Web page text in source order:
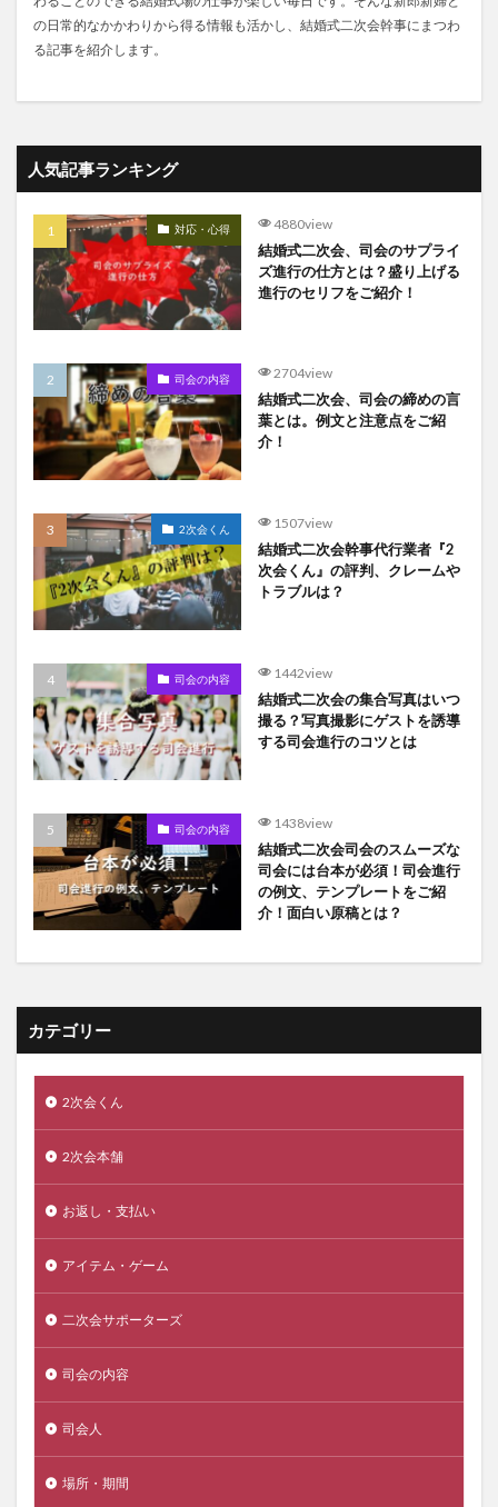
の日常的なかかわりから得る情報も活かし、結婚式二次会幹事にまつわ
る記事を紹介します。
人気記事ランキング
対応・心得 4880view
結婚式二次会、司会のサプライ
ズ進行の仕方とは？盛り上げる
進行のセリフをご紹介！
司会の内容 2704view
結婚式二次会、司会の締めの言
葉とは。例文と注意点をご紹
介！
2次会くん 1507view
結婚式二次会幹事代行業者『2
次会くん』の評判、クレームや
トラブルは？
司会の内容 1442view
結婚式二次会の集合写真はいつ
撮る？写真撮影にゲストを誘導
する司会進行のコツとは
司会の内容 1438view
結婚式二次会司会のスムーズな
司会には台本が必須！司会進行
の例文、テンプレートをご紹
介！面白い原稿とは？
カテゴリー
2次会くん
2次会本舗
お返し・支払い
アイテム・ゲーム
二次会サポーターズ
司会の内容
司会人
場所・期間